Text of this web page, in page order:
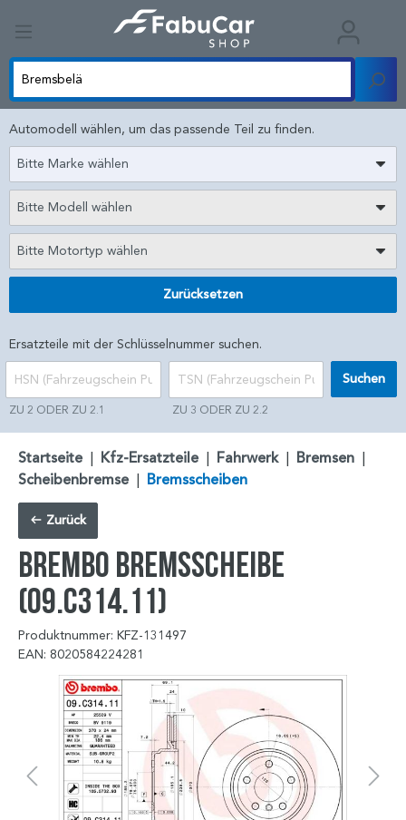
Automodell wählen, um das passende Teil zu finden.
Bitte Marke wählen
Bitte Modell wählen
Bitte Motortyp wählen
Zurücksetzen
Ersatzteile mit der Schlüsselnummer suchen.
ZU 2 ODER ZU 2.1 ZU 3 ODER ZU 2.2
Suchen
Startseite | Kfz-Ersatzteile | Fahrwerk | Bremsen |
Scheibenbremse | Bremsscheiben
Zurück
BREMBO Bremsscheibe
(09.C314.11)
Produktnummer: KFZ-131497
EAN: 8020584224281